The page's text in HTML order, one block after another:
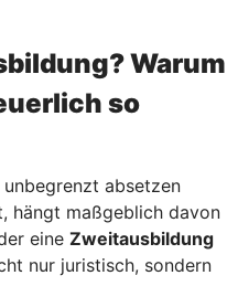
Warum
so
absetzen
hängt maßgeblich davon
eine Zweitausbildung
nur juristisch, sondern